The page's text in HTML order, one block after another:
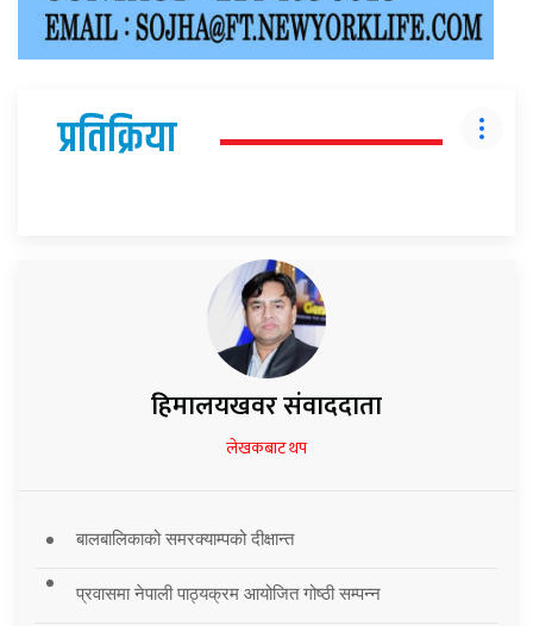
प्रतिक्रिया
हिमालयखवर संवाददाता
लेखकबाट थप
बालबालिकाको समरक्याम्पको दीक्षान्त
प्रवासमा नेपाली पाठ्यक्रम आयोजित गोष्ठी सम्पन्न